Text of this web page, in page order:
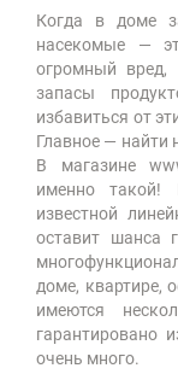
Когда в доме
насекомые —
огромный вред,
запасы
избавиться от
Главное — найти
В магазине
именно такой!
известной
оставит шанса
доме, квартире,
имеются
гарантировано
очень много.